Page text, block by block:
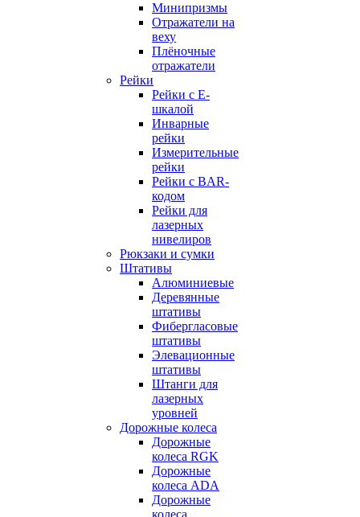
Минипризмы
Отражатели на
веху
Плёночные
отражатели
Рейки
Рейки с E-
шкалой
Инварные
рейки
Измерительные
рейки
Рейки с BAR-
кодом
Рейки для
лазерных
нивелиров
Рюкзаки и сумки
Штативы
Алюминиевые
Деревянные
штативы
Фибергласовые
штативы
Элевационные
штативы
Штанги для
лазерных
уровней
Дорожные колеса
Дорожные
колеса RGK
Дорожные
колеса ADA
Дорожные
колеса